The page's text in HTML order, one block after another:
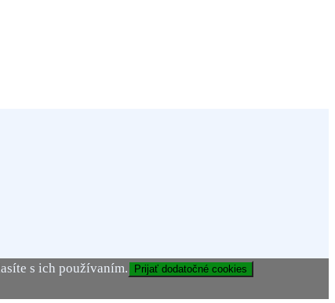
s ich používaním.
Prijať dodatočné cookies